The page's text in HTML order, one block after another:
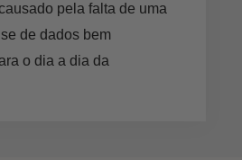
pela falta de uma
de dados bem
o dia a dia da